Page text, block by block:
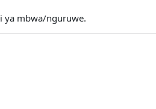
ya mbwa/nguruwe.